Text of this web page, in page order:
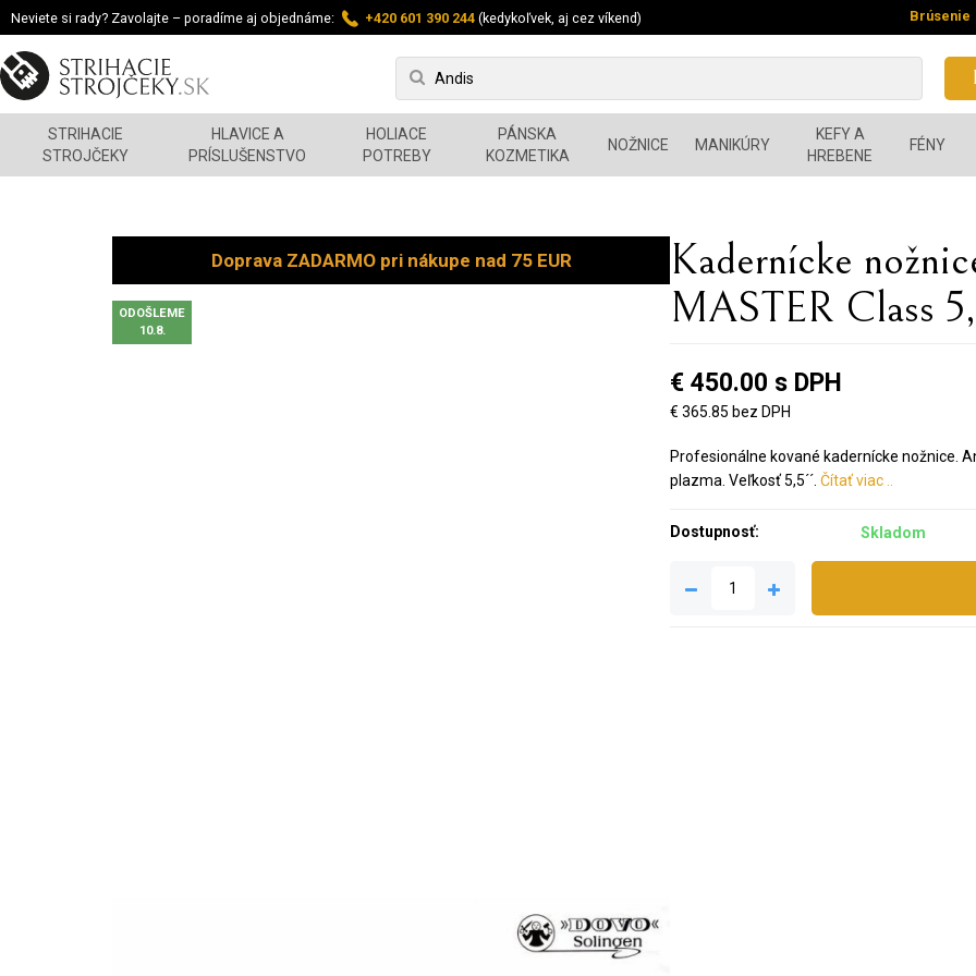
Neviete si rady? Zavolajte – poradíme aj objednáme: +420 601 390 244 (kedykoľvek, aj cez víkend) Brúsenie
STRIHACIE
STROJČEKY
HLAVICE A
PRÍSLUŠENSTVO
HOLIACE
POTREBY
PÁNSKA
KOZMETIKA
NOŽNICE MANIKÚRY
KEFY A
HREBENE
FÉNY
Doprava ZADARMO pri nákupe nad 75 EUR
ODOŠLEME
10.8.
Kadernícke
MASTER Class
€ 450.00 s DPH
€ 365.85 bez DPH
Profesionálne kované kadernícke nožnice.
plazma. Veľkosť 5,5´´. Čítať viac ..
Dostupnosť: Skladom